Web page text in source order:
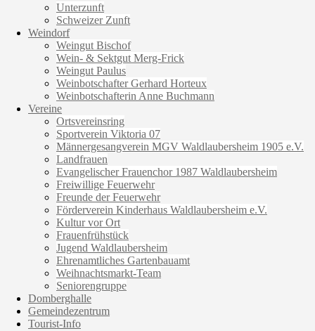
Unterzunft
Schweizer Zunft
Weindorf
Weingut Bischof
Wein- & Sektgut Merg-Frick
Weingut Paulus
Weinbotschafter Gerhard Horteux
Weinbotschafterin Anne Buchmann
Vereine
Ortsvereinsring
Sportverein Viktoria 07
Männergesangverein MGV Waldlaubersheim 1905 e.V.
Landfrauen
Evangelischer Frauenchor 1987 Waldlaubersheim
Freiwillige Feuerwehr
Freunde der Feuerwehr
Förderverein Kinderhaus Waldlaubersheim e.V.
Kultur vor Ort
Frauenfrühstück
Jugend Waldlaubersheim
Ehrenamtliches Gartenbauamt
Weihnachtsmarkt-Team
Seniorengruppe
Domberghalle
Gemeindezentrum
Tourist-Info